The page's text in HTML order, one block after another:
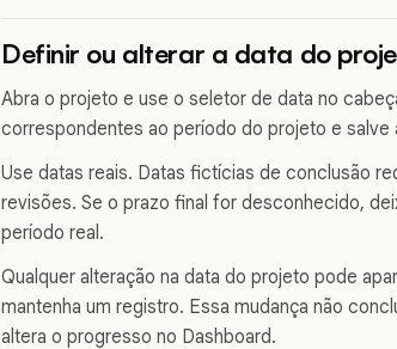
Definir ou alterar a data do
Abra o projeto e use o seletor de data no
correspondentes ao período do projeto e salve
Use datas reais. Datas fictícias de conclusão
revisões. Se o prazo final for desconhecido,
período real.
Qualquer alteração na data do projeto pode
mantenha um registro. Essa mudança não
altera o progresso no Dashboard.